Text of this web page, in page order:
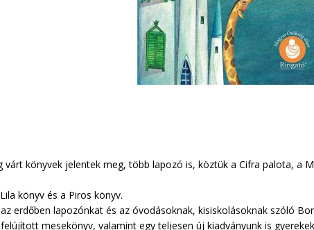
várt könyvek jelentek meg, több lapozó is, köztük a Cifra palota, a
könyv és a Piros könyv.
erdőben lapozónkat és az óvodásoknak, kisiskolásoknak szóló
mesekönyv, valamint egy teljesen új kiadványunk is